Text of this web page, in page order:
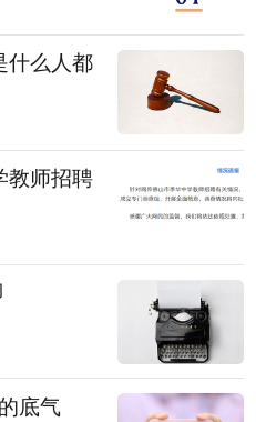
什么人都
教师招聘
底气